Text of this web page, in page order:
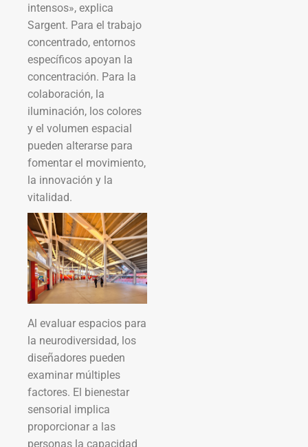
intensos», explica
Sargent. Para el trabajo
concentrado, entornos
específicos apoyan la
concentración. Para la
colaboración, la
iluminación, los colores
y el volumen espacial
pueden alterarse para
fomentar el movimiento,
la innovación y la
vitalidad.
Al evaluar espacios para
la neurodiversidad, los
diseñadores pueden
examinar múltiples
factores. El bienestar
sensorial implica
proporcionar a las
personas la capacidad